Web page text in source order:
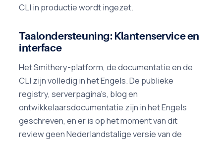
CLI in productie wordt ingezet.
Taalondersteuning: Klantenservice en
interface
Het Smithery-platform, de documentatie en de
CLI zijn volledig in het Engels. De publieke
registry, serverpagina's, blog en
ontwikkelaarsdocumentatie zijn in het Engels
geschreven, en er is op het moment van dit
review geen Nederlandstalige versie van de